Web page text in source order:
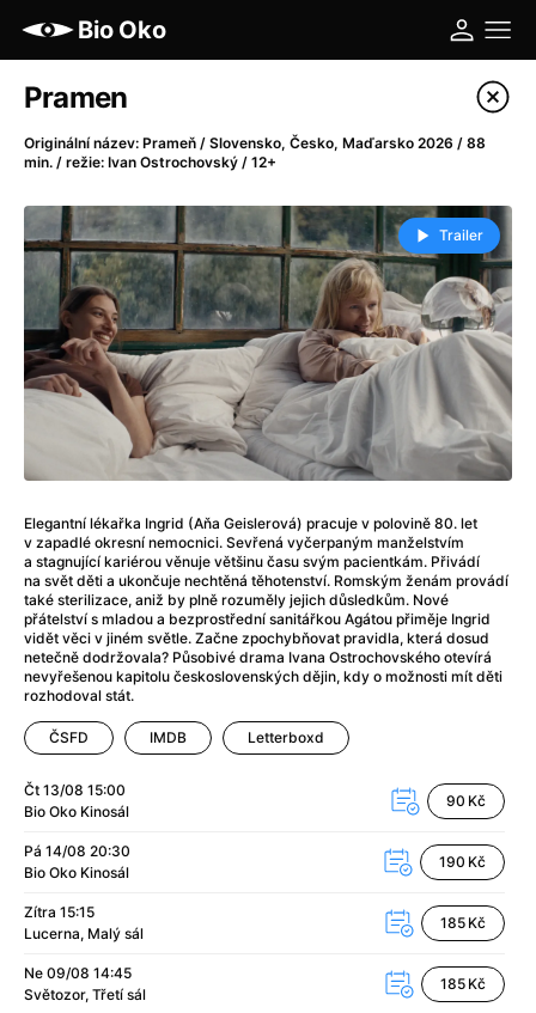
Bio Oko
Katalog filmů
Filtrovat program
A -
A máme, co jsme chtěli (2023)
A pak přišla láska...
(2022)
Aalto: Architektura emocí(2020)
ABBA: The Movie - Fan Event (1977)
Ada(2021)
Adam Ondra: Posunout hranice(2022)
Addamsova rodina 2(2021)
AeroPress Movie(2018)
After Party(2024)
Aftersun(2022)
Agent Čuník (2024)
Agenti štěstí(2024)
Air: Zrození legendy(2023)
Ale mami!(2025)
Alma a Oskar
(2023)
Aluna(2012)
Amélie z Montmartru
Americké psycho
Amerikánka
Anatomie pádu
Annette(2021)
Anora(2024)
Pramen
Originální název: Prameň / Slovensko, Česko, Maďarsko 2026 / 88
min. / režie: Ivan Ostrochovský / 12+
Trailer
Elegantní lékařka Ingrid (Aňa Geislerová) pracuje v polovině 80. let
v zapadlé okresní nemocnici. Sevřená vyčerpaným manželstvím
a stagnující kariérou věnuje většinu času svým pacientkám. Přivádí
na svět děti a ukončuje nechtěná těhotenství. Romským ženám provádí
také sterilizace, aniž by plně rozuměly jejich důsledkům. Nové
přátelství s mladou a bezprostřední sanitářkou Agátou přiměje Ingrid
vidět věci v jiném světle. Začne zpochybňovat pravidla, která dosud
netečně dodržovala? Působivé drama Ivana Ostrochovského otevírá
nevyřešenou kapitolu československých dějin, kdy o možnosti mít děti
rozhodoval stát.
ČSFD IMDB Letterboxd
Čt 13/08 15:00
Bio Oko Kinosál
90 Kč
Pá 14/08 20:30
Bio Oko Kinosál
190 Kč
Zítra 15:15
Lucerna Malý sál
185 Kč
Ne 09/08 14:45
Světozor Třetí sál
185 Kč